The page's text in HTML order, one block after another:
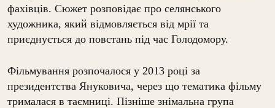
фахівців. Сюжет розповідає про селянського
художника, який відмовляється від мрії та
приєднується до повстань під час Голодомору.
Фільмування розпочалося у 2013 році за
президентства Януковича, через що тематика фільму
трималася в таємниці. Пізніше знімальна група